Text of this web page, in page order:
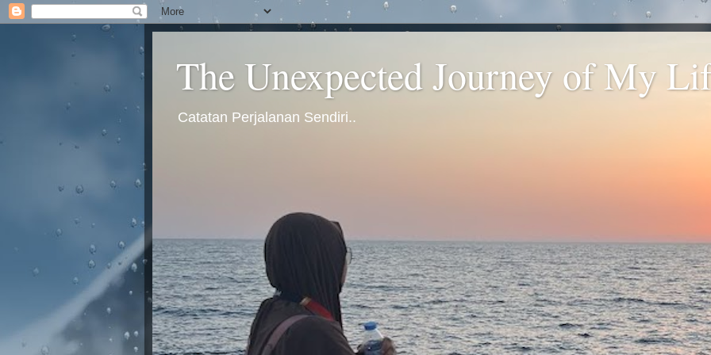
The Unexpected Journey of My
Catatan Perjalanan Sendiri..